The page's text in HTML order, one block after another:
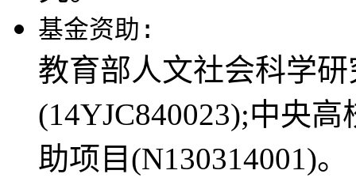
基金资助:
教育部人文社会科学
(14YJC840023);中央
助项目(N130314001)。